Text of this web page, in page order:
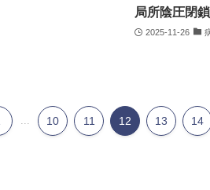
局所陰圧閉
2025-11-26
10 11 12 13 14